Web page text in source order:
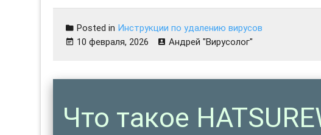
Posted in Инструкции по удалению вирусов
10 февраля, 2026
Андрей "Вирусолог"
Что такое